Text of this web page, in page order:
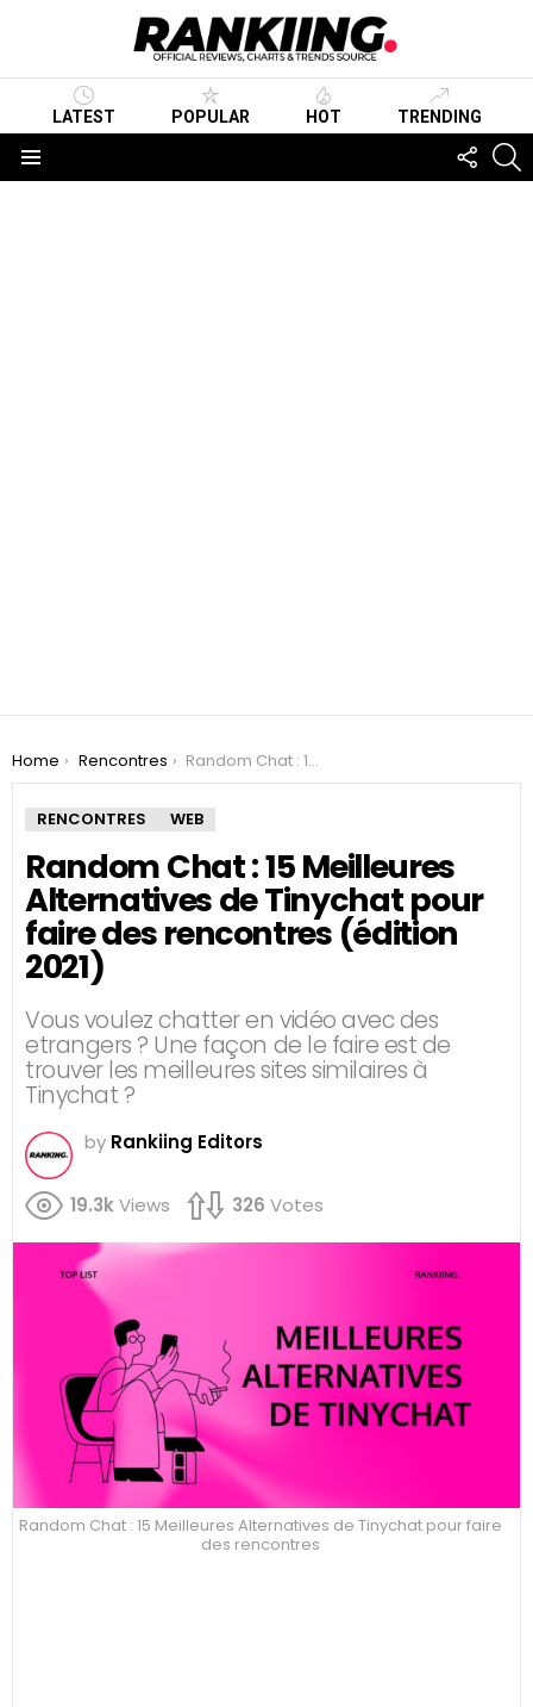
LATEST POPULAR HOT TRENDING
US
You are here:
Home Rencontres Random Chat : 15 Meilleures Alternatives de Tinychat pour faire des rencontres (édition 2021)
RENCONTRES WEB
Random Chat : 15 Meilleures
Alternatives de Tinychat pour
faire des rencontres (édition
2021)
Vous voulez chatter en vidéo avec des
etrangers ? Une façon de le faire est de
trouver les meilleures sites similaires à
Tinychat ?
by Rankiing Editors
19.3kViews 326 Votes
Random Chat : 15 Meilleures Alternatives de Tinychat pour faire
des rencontres